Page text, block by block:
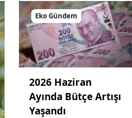
Eko Gündem
2026 Haziran
Ayında Bütçe Artışı
Yaşandı